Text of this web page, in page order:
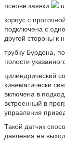
основе заявки
u
корпус с
подключена с
другой стороны к
трубку Бурдона,
полости
цилиндрический
кинематически
включена в
встроенный в
управления
Такой датчик
давления на